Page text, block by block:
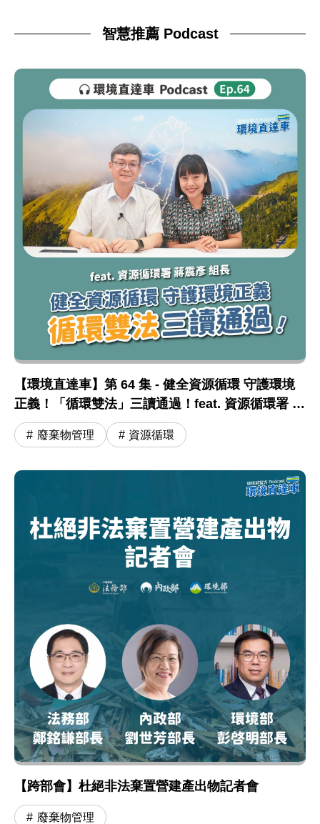
智慧推薦 Podcast
【環境直達車】第 64 集 - 健全資源循環 守護環境
正義！「循環雙法」三讀通過！feat. 資源循環署 蔣
震彥組長
廢棄物管理 資源循環
【跨部會】杜絕非法棄置營建產出物記者會
廢棄物管理